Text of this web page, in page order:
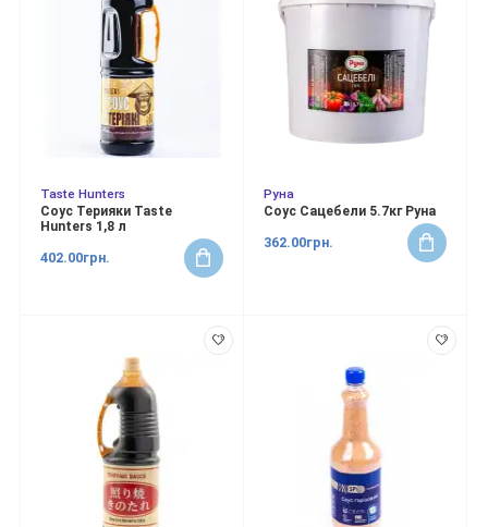
Taste Hunters
Соус Терияки Taste
Hunters 1,8 л
402.00грн.
Руна
Соус Сацебели 5.7кг Руна
362.00грн.